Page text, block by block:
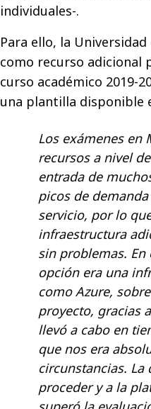
individuales-.
Para ello, la
como recurso adicional
curso académico 2019-
una plantilla disponible
Los exámenes en
recursos a nivel
entrada de
picos de
servicio, por lo
infraestructura
sin problemas.
opción era una
como Azure,
proyecto, gracias
llevó a cabo en
que nos era
circunstancias.
proceder y a la